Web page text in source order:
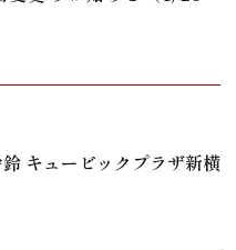
キュービックプラザ新横